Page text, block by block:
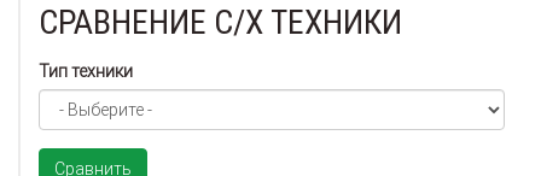
СРАВНЕНИЕ С/Х ТЕХНИКИ
Тип техники
Сравнить